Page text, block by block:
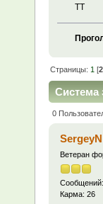
TT
Страницы: 1 [2
Система
0
SergeyN
Ветеран
Карма: 26